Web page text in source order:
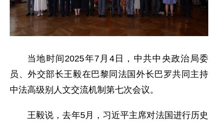
当地时间2025年7月4日，中共中央政治局委
员、外交部长王毅在巴黎同法国外长巴罗共同主持
中法高级别人文交流机制第七次会议。
王毅说，去年5月，习近平主席对法国进行历史